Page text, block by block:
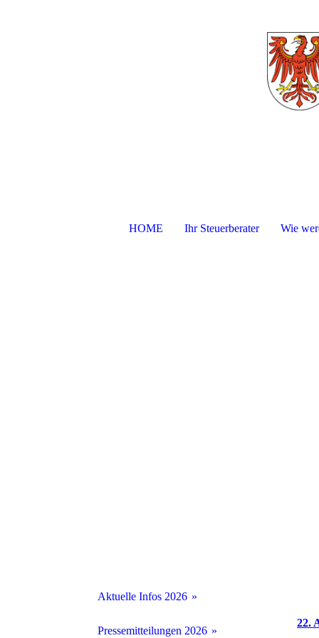
HOME Ihr Steuerberater Wie
Aktuelle Infos 2026
Aktuelle Infos 2025
Pressemitteilungen 2026
22.